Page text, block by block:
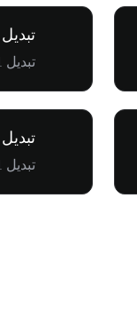
تبدیل HIMSON به BRL
تبدیل 1 HIMSON به R$159.34
تبدیل AXTIB به USD
تبدیل 1 AXTIB به $86.68